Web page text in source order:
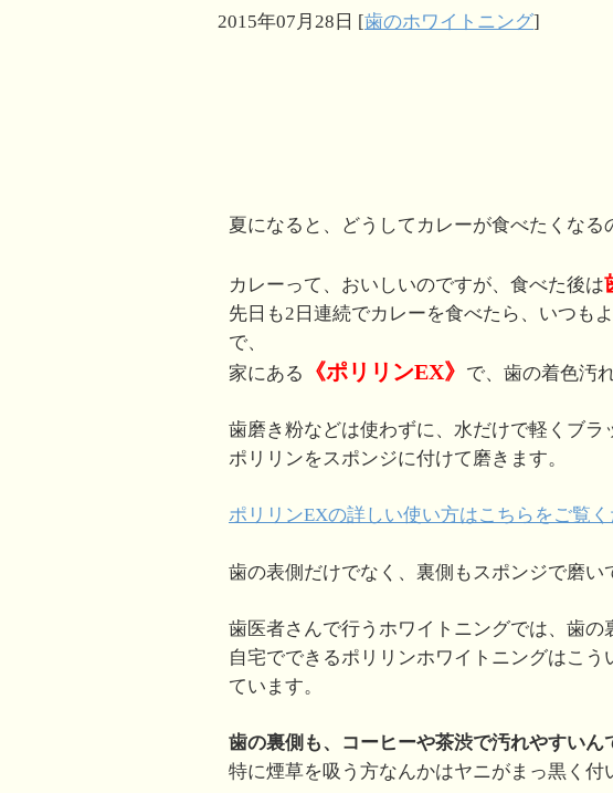
2015年07月28日 [歯のホワイトニング]
夏になると、どうしてカレーが食べたくなる
カレーって、おいしいのですが、食べた後は
先日も2日連続でカレーを食べたら、いつも
で、
家にある
《ポリリンEX》 で、歯の着色汚
歯磨き粉などは使わずに、水だけで軽くブラ
ポリリンをスポンジに付けて磨きます。
ポリリンEXの詳しい使い方はこちらをご覧く
歯の表側だけでなく、裏側もスポンジで磨い
歯医者さんで行うホワイトニングでは、歯の
自宅でできるポリリンホワイトニングはこ
ています。
歯の裏側も、コーヒーや茶渋で汚れやすい
特に煙草を吸う方なんかはヤニがまっ黒く付